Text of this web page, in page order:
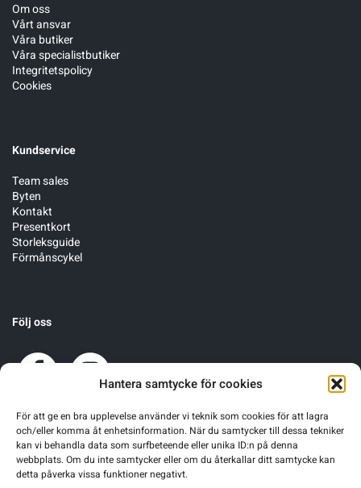
Hantera samtycke för cookies
För att ge en bra upplevelse använder vi teknik som cookies för att lagra
och/eller komma åt enhetsinformation. När du samtycker till dessa tekniker
kan vi behandla data som surfbeteende eller unika ID:n på denna
webbplats. Om du inte samtycker eller om du återkallar ditt samtycke kan
detta påverka vissa funktioner negativt.
Om oss
Vårt ansvar
Våra butiker
Våra specialistbutiker
Integritetspolicy
Cookies
Kundservice
Team sales
Byten
Kontakt
Presentkort
Storleksguide
Förmånscykel
Följ oss